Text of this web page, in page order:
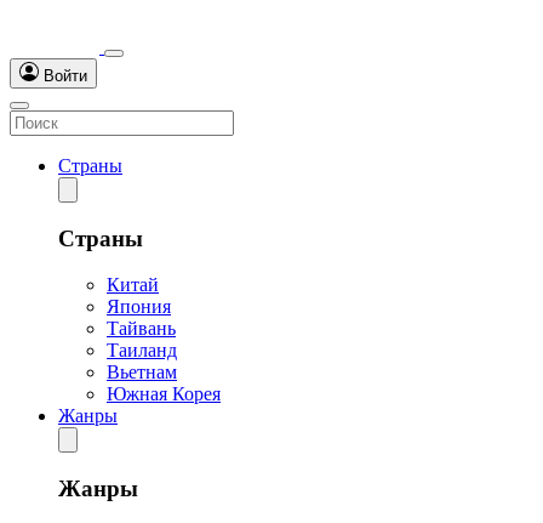
Войти
Страны
Страны
Китай
Япония
Тайвань
Таиланд
Вьетнам
Южная Корея
Жанры
Жанры